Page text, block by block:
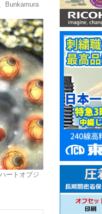
Bunkamura
ートオブジ